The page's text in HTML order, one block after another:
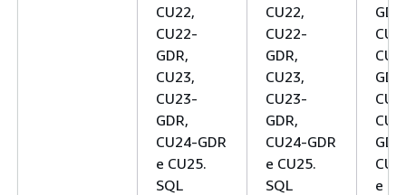
CU22,
CU22-
GDR,
CU23,
CU23-
GDR,
CU24-GDR
e CU25.
SQL
CU22,
CU22-
GDR,
CU23,
CU23-
GDR,
CU24-GDR
e CU25.
SQL
e